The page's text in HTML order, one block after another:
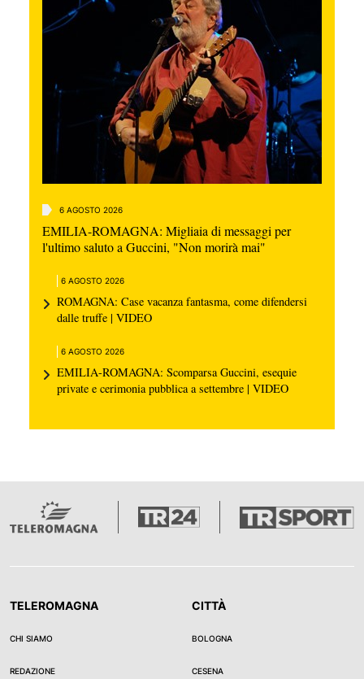
6 AGOSTO 2026
EMILIA-ROMAGNA: Migliaia di messaggi per
l'ultimo saluto a Guccini, "Non morirà mai"
6 AGOSTO 2026
ROMAGNA: Case vacanza fantasma, come difendersi
dalle truffe | VIDEO
6 AGOSTO 2026
EMILIA-ROMAGNA: Scomparsa Guccini, esequie
private e cerimonia pubblica a settembre | VIDEO
TELEROMAGNA
CHI SIAMO
REDAZIONE
CITTÀ
BOLOGNA
CESENA